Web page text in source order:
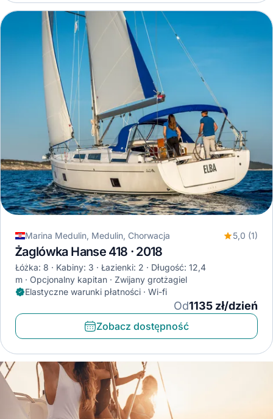
Marina Medulin, Medulin, Chorwacja 5,0 (1)
Żaglówka Hanse 418 · 2018
Łóżka: 8 Kabiny: 3 Łazienki: 2
Długość: 12,4
m
Opcjonalny kapitan
Zwijany grotżagiel
Elastyczne warunki płatności · Wi-fi
Od1135 zł/dzień
Zobacz dostępność